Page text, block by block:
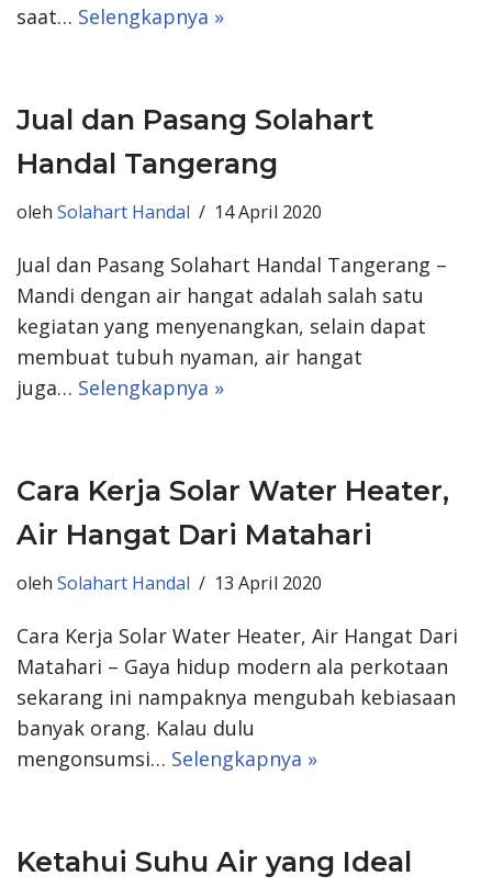
saat… Selengkapnya »
Jual dan Pasang Solahart
Handal Tangerang
oleh Solahart Handal 14 April 2020
Jual dan Pasang Solahart Handal Tangerang –
Mandi dengan air hangat adalah salah satu
kegiatan yang menyenangkan, selain dapat
membuat tubuh nyaman, air hangat
juga… Selengkapnya »
Cara Kerja Solar Water Heater,
Air Hangat Dari Matahari
oleh Solahart Handal 13 April 2020
Cara Kerja Solar Water Heater, Air Hangat Dari
Matahari – Gaya hidup modern ala perkotaan
sekarang ini nampaknya mengubah kebiasaan
banyak orang. Kalau dulu
mengonsumsi… Selengkapnya »
Ketahui Suhu Air yang Ideal